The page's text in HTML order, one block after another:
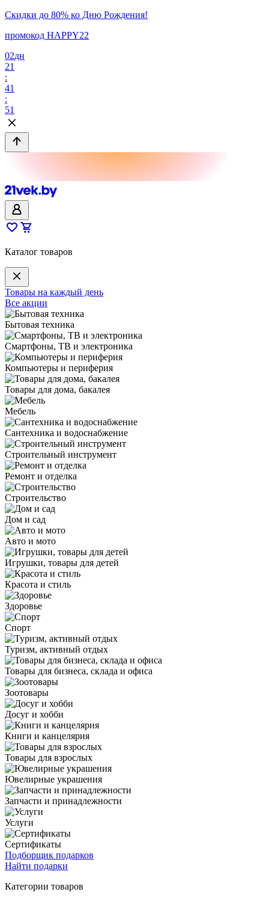
Скидки до 80% ко Дню Рождения!
промокод HAPPY22
02дн
21
:
41
:
51
Каталог товаров
Товары на каждый день
Все акции
Бытовая техника
Смартфоны, ТВ и электроника
Компьютеры и периферия
Товары для дома, бакалея
Мебель
Сантехника и водоснабжение
Строительный инструмент
Ремонт и отделка
Строительство
Дом и сад
Авто и мото
Игрушки, товары для детей
Красота и стиль
Здоровье
Спорт
Туризм, активный отдых
Товары для бизнеса, склада и офиса
Зоотовары
Досуг и хобби
Книги и канцелярия
Товары для взрослых
Ювелирные украшения
Запчасти и принадлежности
Услуги
Сертификаты
Подборщик подарков
Найти подарки
Категории товаров